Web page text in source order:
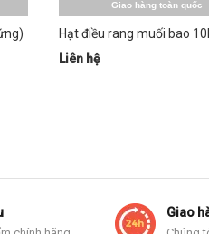
Giao hàng toàn quốc
Hạt điều rang muối bao
Liên hệ
Giao